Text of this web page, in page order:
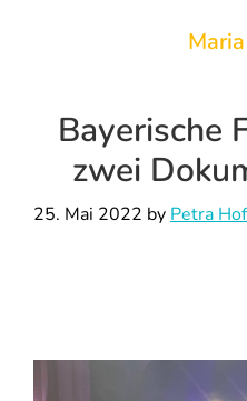
Bayerische
zwei
25. Mai 2022 by Petra